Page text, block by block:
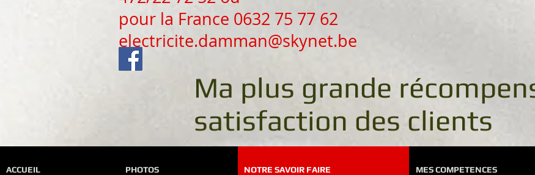
pour la France 0632 75 77 62
electricite.damman@skynet.be
Ma plus grande
satisfaction des clients
ACCUEIL PHOTOS NOTRE SAVOIR FAIRE MES COMPETENCES